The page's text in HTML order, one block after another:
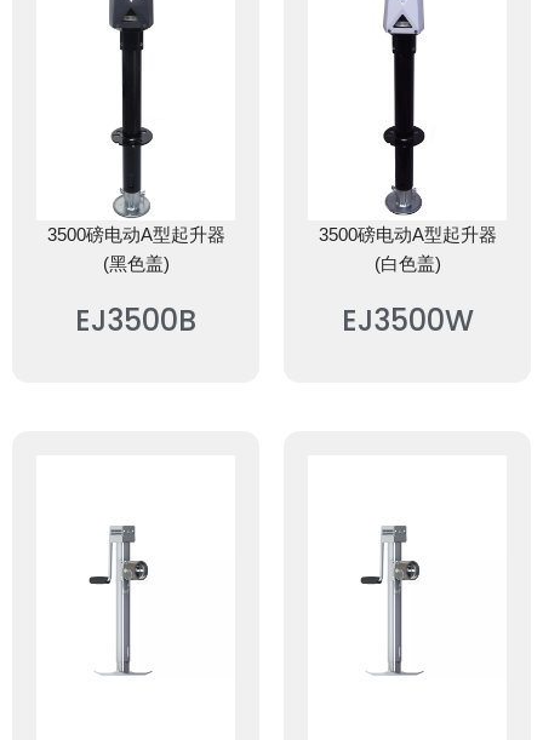
3500磅电动A型起升器
(黑色盖)
EJ3500B
3500磅电动A型起升器
(白色盖)
EJ3500W